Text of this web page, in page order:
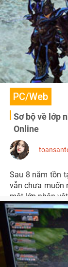
PC/Web
Sơ bộ về lớp
Online
Sau 8 năm tồn
vẫn chưa muốn
một lớp nhân vật